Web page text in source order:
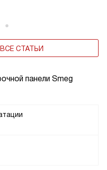
панели Smeg
СТАТЬИ